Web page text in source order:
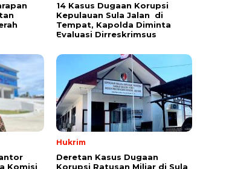
14 Kasus Dugaan Korupsi
Kepulauan Sula Jalan di
Tempat, Kapolda Diminta
Evaluasi Dirreskrimsus
Komisi
Hukrim
Deretan Kasus Dugaan
Korupsi Ratusan Miliar di Sula